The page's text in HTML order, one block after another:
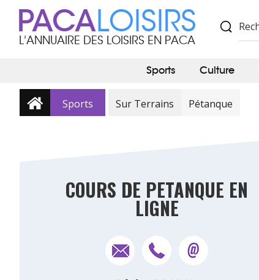
PACALOISIRS
L'ANNUAIRE DES LOISIRS EN PACA
Sports Culture
Sports Sur Terrains Pétanque
COURS DE PETANQUE EN
LIGNE